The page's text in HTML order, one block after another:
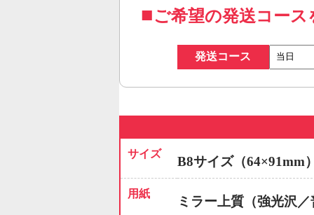
ご希望の発送コー
発送コース
サイズ
B8サイズ（64×91mm
用紙
ミラー上質（強光沢